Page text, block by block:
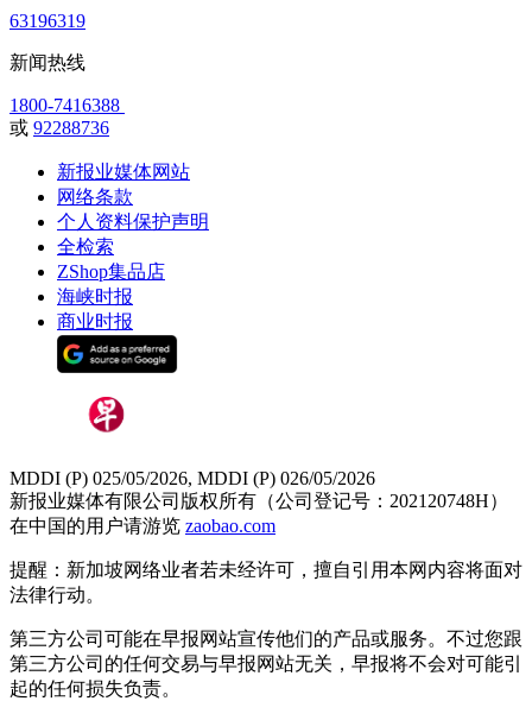
63196319
新闻热线
1800-7416388
或 92288736
新报业媒体网站
网络条款
个人资料保护声明
全检索
ZShop集品店
海峡时报
商业时报
MDDI (P) 025/05/2026, MDDI (P) 026/05/2026
新报业媒体有限公司版权所有（公司登记号：202120748H）
在中国的用户请游览 zaobao.com
提醒：新加坡网络业者若未经许可，擅自引用本网内容将面对
法律行动。
第三方公司可能在早报网站宣传他们的产品或服务。不过您跟
第三方公司的任何交易与早报网站无关，早报将不会对可能引
起的任何损失负责。